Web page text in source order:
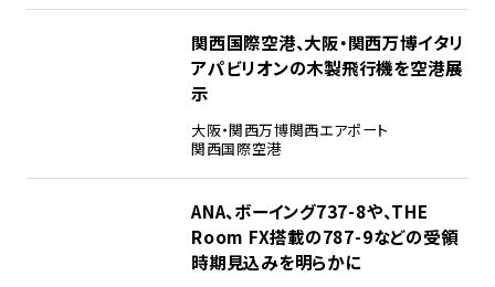
関西国際空港、大阪・関西万博イタリ
アパビリオンの木製飛行機を空港展
示
大阪・関西万博関西エアポート
関西国際空港
ANA、ボーイング737-8や、THE
Room FX搭載の787-9などの受領
時期見込みを明らかに